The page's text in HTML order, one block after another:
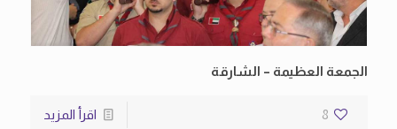
الجمعة العظيمة – الشارقة
8 اقرأ المزيد